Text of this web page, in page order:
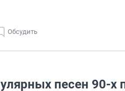
Обсудить
песен 90-х